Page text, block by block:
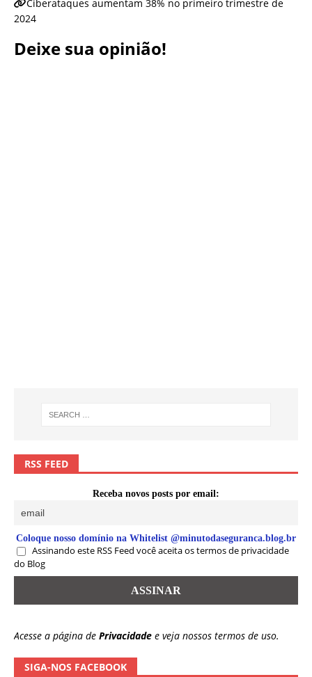
Ciberataques aumentam 38% no primeiro trimestre de
2024
Deixe sua opinião!
RSS FEED
Receba novos posts por email:
Coloque nosso domínio na Whitelist @minutodaseguranca.blog.br
Assinando este RSS Feed você aceita os termos de privacidade
do Blog
Acesse a página de Privacidade e veja nossos termos de uso.
SIGA-NOS FACEBOOK